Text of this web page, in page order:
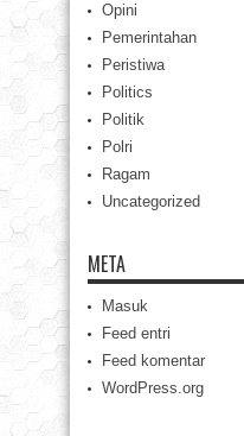
Opini
Pemerintahan
Peristiwa
Politics
Politik
Polri
Ragam
Uncategorized
META
Masuk
Feed entri
Feed komentar
WordPress.org